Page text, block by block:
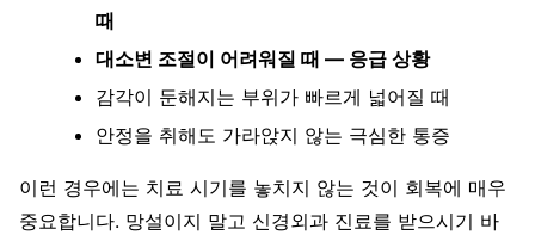
때
대소변 조절이 어려워질 때 — 응급 상황
감각이 둔해지는 부위가 빠르게 넓어질 때
안정을 취해도 가라앉지 않는 극심한 통증
이런 경우에는 치료 시기를 놓치지 않는 것이 회복에 매우
중요합니다. 망설이지 말고 신경외과 진료를 받으시기 바